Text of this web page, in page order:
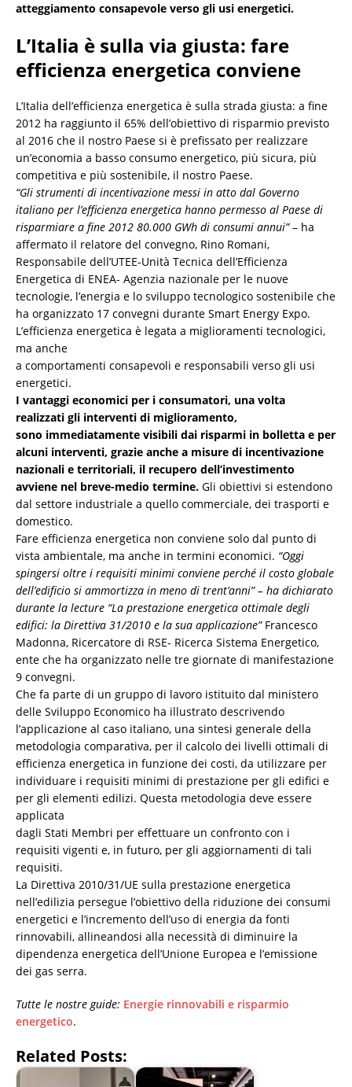
atteggiamento consapevole verso gli usi energetici.
L’Italia è sulla via giusta: fare
efficienza energetica conviene
L’Italia dell’efficienza energetica è sulla strada giusta: a fine
2012 ha raggiunto il 65% dell’obiettivo di risparmio previsto
al 2016 che il nostro Paese si è prefissato per realizzare
un’economia a basso consumo energetico, più sicura, più
competitiva e più sostenibile, il nostro Paese.
“Gli strumenti di incentivazione messi in atto dal Governo
italiano per l’efficienza energetica hanno permesso al Paese di
risparmiare a fine 2012 80.000 GWh di consumi annui”– ha
affermato il relatore del convegno, Rino Romani,
Responsabile dell’UTEE-Unità Tecnica dell’Efficienza
Energetica di ENEA- Agenzia nazionale per le nuove
tecnologie, l’energia e lo sviluppo tecnologico sostenibile che
ha organizzato 17 convegni durante Smart Energy Expo.
L’efficienza energetica è legata a miglioramenti tecnologici,
ma anche
a comportamenti consapevoli e responsabili verso gli usi
energetici.
I vantaggi economici per i consumatori, una volta
realizzati gli interventi di miglioramento,
sono immediatamente visibili dai risparmi in bolletta e per
alcuni interventi, grazie anche a misure di incentivazione
nazionali e territoriali, il recupero dell’investimento
avviene nel breve-medio termine. Gli obiettivi si estendono
dal settore industriale a quello commerciale, dei trasporti e
domestico.
Fare efficienza energetica non conviene solo dal punto di
vista ambientale, ma anche in termini economici. “Oggi
spingersi oltre i requisiti minimi conviene perché il costo globale
dell’edificio si ammortizza in meno di trent’anni” – ha dichiarato
durante la lecture “La prestazione energetica ottimale degli
edifici: la Direttiva 31/2010 e la sua applicazione”Francesco
Madonna, Ricercatore di RSE- Ricerca Sistema Energetico,
ente che ha organizzato nelle tre giornate di manifestazione
9 convegni.
Che fa parte di un gruppo di lavoro istituito dal ministero
delle Sviluppo Economico ha illustrato descrivendo
l’applicazione al caso italiano, una sintesi generale della
metodologia comparativa, per il calcolo dei livelli ottimali di
efficienza energetica in funzione dei costi, da utilizzare per
individuare i requisiti minimi di prestazione per gli edifici e
per gli elementi edilizi. Questa metodologia deve essere
applicata
dagli Stati Membri per effettuare un confronto con i
requisiti vigenti e, in futuro, per gli aggiornamenti di tali
requisiti.
La Direttiva 2010/31/UE sulla prestazione energetica
nell’edilizia persegue l’obiettivo della riduzione dei consumi
energetici e l’incremento dell’uso di energia da fonti
rinnovabili, allineandosi alla necessità di diminuire la
dipendenza energetica dell’Unione Europea e l’emissione
dei gas serra.
Tutte le nostre guide: Energie rinnovabili e risparmio
energetico.
Related Posts: